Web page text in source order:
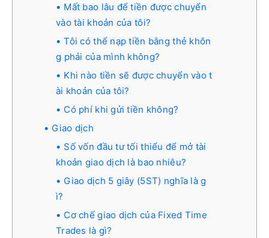
Mất bao lâu để tiền được chuyển
vào tài khoản của tôi?
Tôi có thể nạp tiền bằng thẻ khôn
g phải của mình không?
Khi nào tiền sẽ được chuyển vào t
ài khoản của tôi?
Có phí khi gửi tiền không?
Giao dịch
Số vốn đầu tư tối thiểu để mở tài
khoản giao dịch là bao nhiêu?
Giao dịch 5 giây (5ST) nghĩa là g
ì?
Cơ chế giao dịch của Fixed Time
Trades là gì?